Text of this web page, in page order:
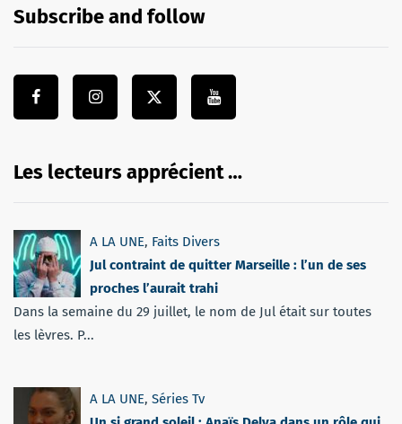
Subscribe and follow
Les lecteurs apprécient …
A LA UNE, Faits Divers
Jul contraint de quitter Marseille : l’un de ses
proches l’aurait trahi
Dans la semaine du 29 juillet, le nom de Jul était sur toutes
les lèvres. P...
A LA UNE, Séries Tv